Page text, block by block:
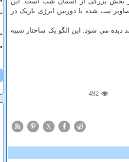
ثبت شده با دوربین انرژی تاریک در
دیده می شود. این الگو یک ساختار شبیه
492
X